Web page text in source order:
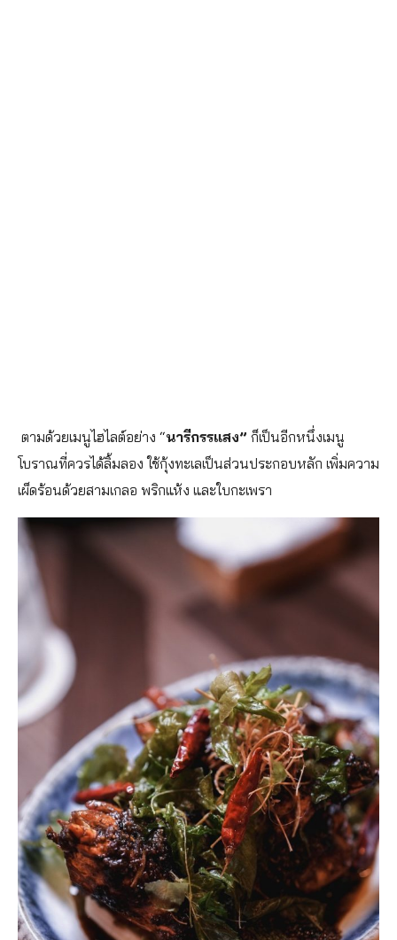
ตามด้วยเมนูไฮไลต์อย่าง “นารีกรรแสง” ก็เป็นอีกหนึ่งเมนู
โบราณที่ควรได้ลิ้มลอง ใช้กุ้งทะเลเป็นส่วนประกอบหลัก เพิ่มความ
เผ็ดร้อนด้วยสามเกลอ พริกแห้ง และใบกะเพรา